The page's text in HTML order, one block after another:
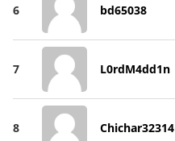
6 bd65038
7 L0rdM4dd1n
8 Chichar32314